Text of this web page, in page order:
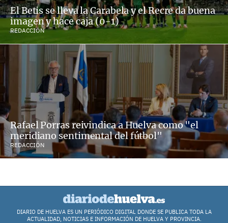
El Betis se lleva la Carabela y el Recre da buena
imagen y hace caja (0-1)
REDACCIÓN
Rafael Porras reivindica a Huelva como "el
meridiano sentimental del fútbol"
REDACCIÓN
DIARIO DE HUELVA ES UN PERIÓDICO DIGITAL DONDE SE PUBLICA TODA LA
ACTUALIDAD, NOTICIAS E INFORMACIÓN DE HUELVA Y PROVINCIA.